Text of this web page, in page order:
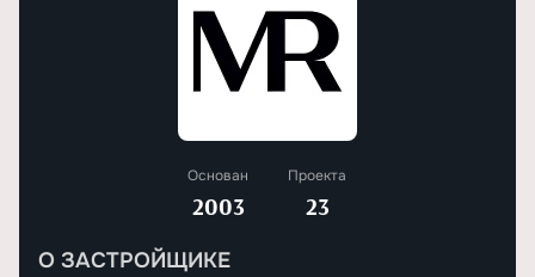
Основан
2003
Проекта
23
О ЗАСТРОЙЩИКЕ